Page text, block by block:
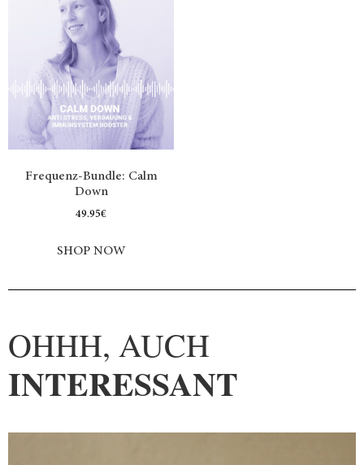
Frequenz-Bundle: Calm
Down
49.95€
SHOP NOW
OHHH, AUCH
INTERESSANT